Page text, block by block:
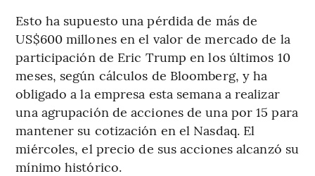
Esto ha supuesto una pérdida de más de
US$600 millones en el valor de mercado de la
participación de Eric Trump en los últimos 10
meses, según cálculos de Bloomberg, y ha
obligado a la empresa esta semana a realizar
una agrupación de acciones de una por 15 para
mantener su cotización en el Nasdaq. El
miércoles, el precio de sus acciones alcanzó su
mínimo histórico.